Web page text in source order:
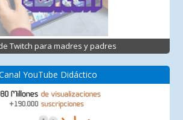
Twitch para madres y padres
YouTube Didáctico